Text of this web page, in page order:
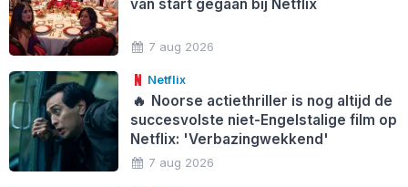
van start gegaan bij Netflix
7 aug 2026
Netflix
🔥 Noorse actiethriller is nog altijd de
succesvolste niet-Engelstalige film op
Netflix: 'Verbazingwekkend'
7 aug 2026